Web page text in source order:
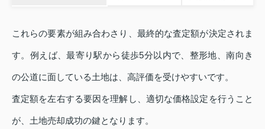
これらの要素が組み合わさり、最終的な査定額が決定されま
す。例えば、最寄り駅から徒歩5分以内で、整形地、南向き
の公道に面している土地は、高評価を受けやすいです。
査定額を左右する要因を理解し、適切な価格設定を行うこと
が、土地売却成功の鍵となります。